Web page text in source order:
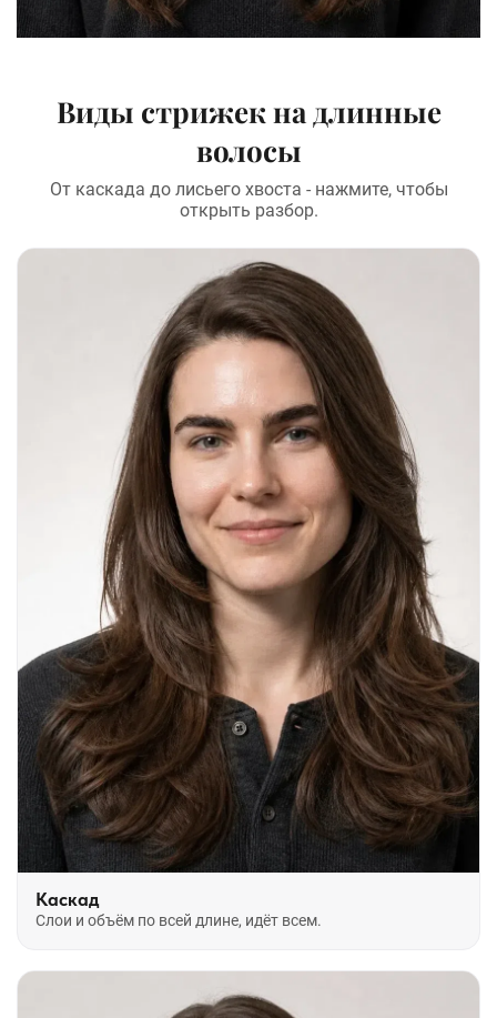
Виды стрижек на длинные
волосы
От каскада до лисьего хвоста - нажмите, чтобы
открыть разбор.
Каскад
Слои и объём по всей длине, идёт всем.